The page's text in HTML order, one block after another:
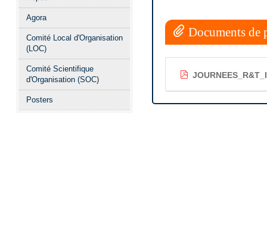
Agora
Comité Local d'Organisation
(LOC)
Comité Scientifique
d'Organisation (SOC)
Posters
Documents de